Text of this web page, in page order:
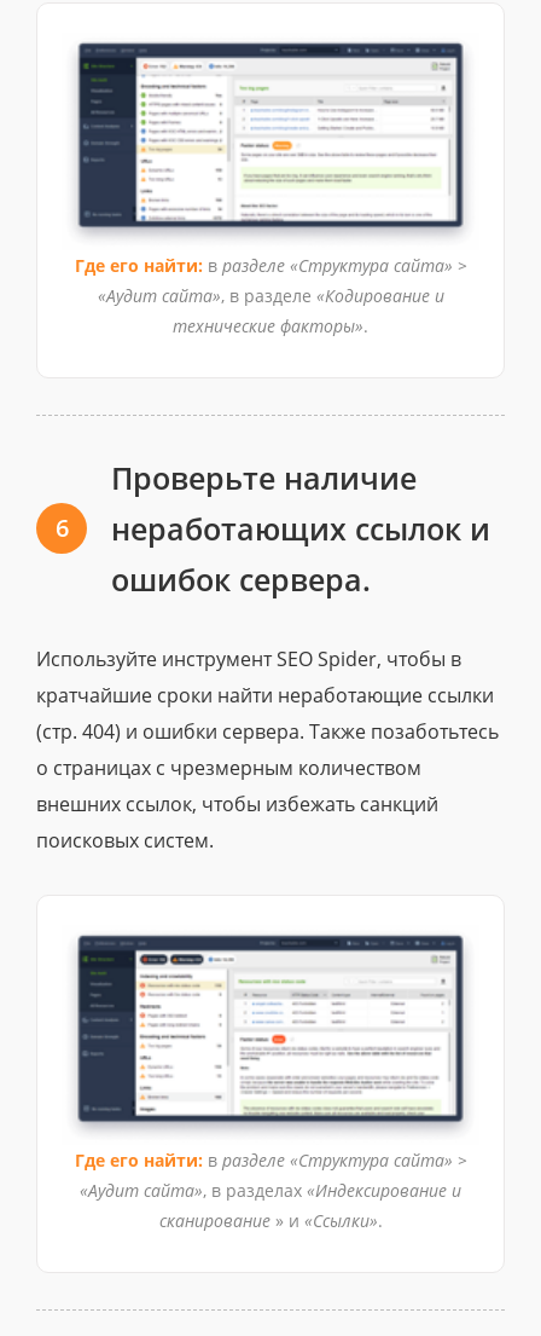
Где его найти:в разделе «Структура сайта» >
«Аудит сайта», в разделе «Кодирование и
технические факторы».
6
Проверьте наличие
неработающих ссылок и
ошибок сервера.
Используйте инструмент SEO Spider, чтобы в
кратчайшие сроки найти неработающие ссылки
(стр. 404) и ошибки сервера. Также позаботьтесь
о страницах с чрезмерным количеством
внешних ссылок, чтобы избежать санкций
поисковых систем.
Где его найти:в разделе «Структура сайта» >
«Аудит сайта», в разделах «Индексирование и
сканирование» и «Ссылки».